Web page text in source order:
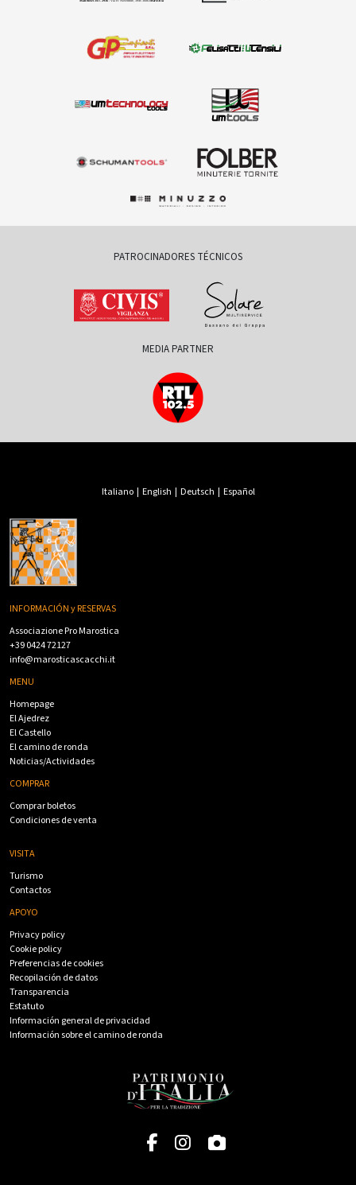
PATROCINADORES TÉCNICOS
MEDIA PARTNER
Italiano| English | Deutsch | Español
INFORMACIÓN y RESERVAS
Associazione Pro Marostica
+39 0424 72127
info@marosticascacchi.it
MENU
Homepage
El Ajedrez
El Castello
El camino de ronda
Noticias/Actividades
COMPRAR
Comprar boletos
Condiciones de venta
VISITA
Turismo
Contactos
APOYO
Privacy policy
Cookie policy
Preferencias de cookies
Recopilación de datos
Transparencia
Estatuto
Información general de privacidad
Información sobre el camino de ronda